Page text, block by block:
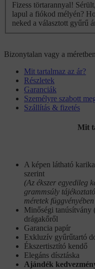
Fizess törtarannyal!
lapul a fiókod mélyén?
neked a választott gyűrű
Bizonytalan vagy a
Mit tartalmaz az ár?
Részletek
Garanciák
Személyre szabott
Szállítás & fizetés
Mit
A képen látható
szerint
(Az ékszer egyedileg
grammsúly
méretek
Minőségi tanúsítvány
drágakőről
Garancia papír
Exkluzív gyűrűtartó
Ékszertisztító kendő
Elegáns dísztáska
Ajándék